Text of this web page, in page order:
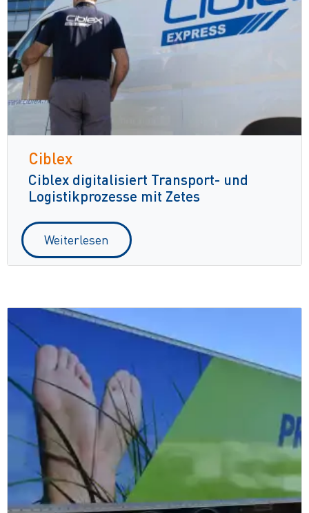
Ciblex
Ciblex digitalisiert Transport- und
Logistikprozesse mit Zetes
Weiterlesen